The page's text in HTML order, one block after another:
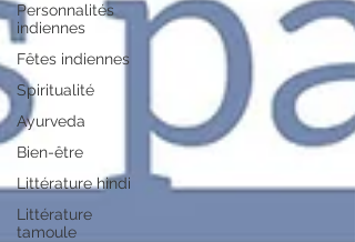
Personnalités
indiennes
Fêtes indiennes
Spiritualité
Ayurveda
Bien-être
Littérature hindi
Littérature
tamoule